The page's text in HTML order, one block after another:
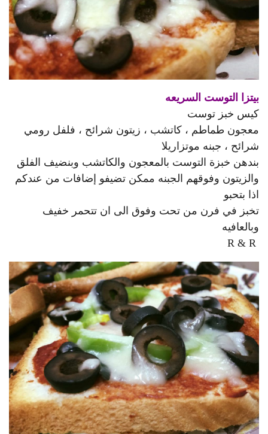
بيتزا التوست السريعه
كيس خبز توست
معجون طماطم ، كاتشب ، زيتون شرائح ، فلفل رومي
شرائح ، جبنه موتزاريلا
بندهن خبزة التوست بالمعجون والكاتشب وبنضيف الفلق
والزيتون وفوقهم الجبنه ممكن تضيفو إضافات من عندكم
اذا بتحبو
تخبز في فرن من تحت وفوق الى ان تتحمر خفيف
وبالعافيه